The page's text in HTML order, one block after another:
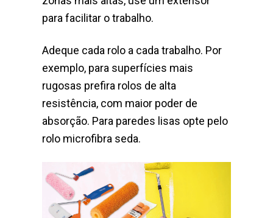
para facilitar o trabalho.
Adeque cada rolo a cada trabalho. Por
exemplo, para superfícies mais
rugosas prefira rolos de alta
resistência, com maior poder de
absorção. Para paredes lisas opte pelo
rolo microfibra seda.